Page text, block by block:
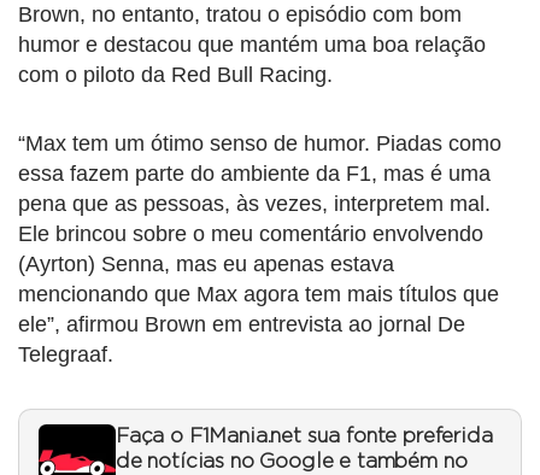
Brown, no entanto, tratou o episódio com bom
humor e destacou que mantém uma boa relação
com o piloto da Red Bull Racing.
“Max tem um ótimo senso de humor. Piadas como
essa fazem parte do ambiente da F1, mas é uma
pena que as pessoas, às vezes, interpretem mal.
Ele brincou sobre o meu comentário envolvendo
(Ayrton) Senna, mas eu apenas estava
mencionando que Max agora tem mais títulos que
ele”, afirmou Brown em entrevista ao jornal De
Telegraaf.
Faça o F1Mania.net sua fonte preferida
de notícias no Google e também no